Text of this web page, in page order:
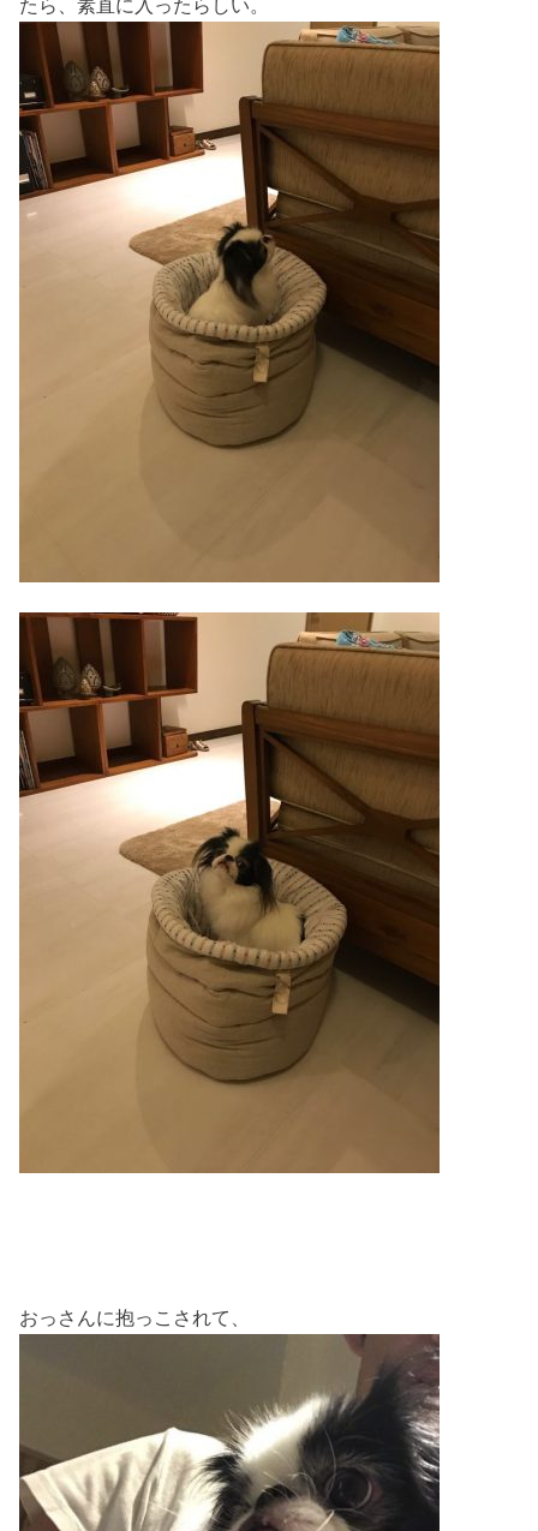
たら、素直に入ったらしい。
おっさんに抱っこされて、